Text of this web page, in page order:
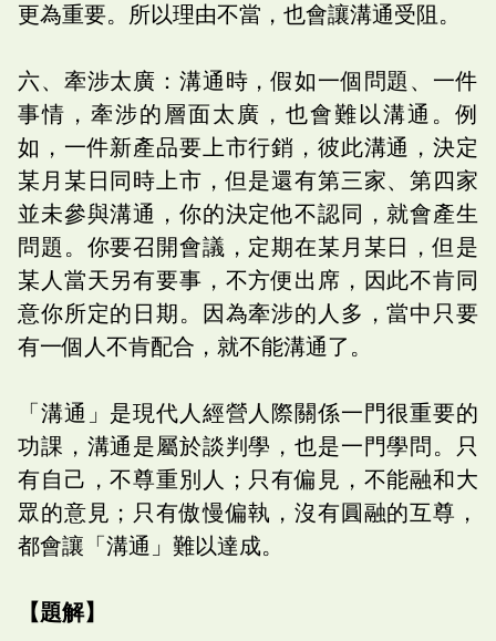
更為重要。所以理由不當，也會讓溝通受阻。
六、牽涉太廣：溝通時，假如一個問題、一件
事情，牽涉的層面太廣，也會難以溝通。例
如，一件新產品要上市行銷，彼此溝通，決定
某月某日同時上市，但是還有第三家、第四家
並未參與溝通，你的決定他不認同，就會產生
問題。你要召開會議，定期在某月某日，但是
某人當天另有要事，不方便出席，因此不肯同
意你所定的日期。因為牽涉的人多，當中只要
有一個人不肯配合，就不能溝通了。
「溝通」是現代人經營人際關係一門很重要的
功課，溝通是屬於談判學，也是一門學問。只
有自己，不尊重別人；只有偏見，不能融和大
眾的意見；只有傲慢偏執，沒有圓融的互尊，
都會讓「溝通」難以達成。
【題解】